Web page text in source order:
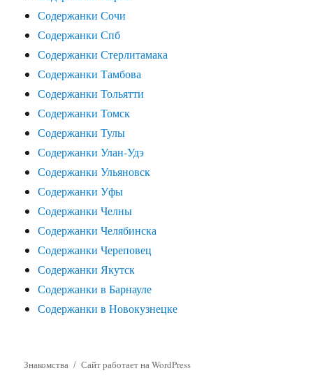
Содержанки Сочи
Содержанки Спб
Содержанки Стерлитамака
Содержанки Тамбова
Содержанки Тольятти
Содержанки Томск
Содержанки Тулы
Содержанки Улан-Удэ
Содержанки Ульяновск
Содержанки Уфы
Содержанки Челны
Содержанки Челябинска
Содержанки Череповец
Содержанки Якутск
Содержанки в Барнауле
Содержанки в Новокузнецке
Знакомства Сайт работает на WordPress